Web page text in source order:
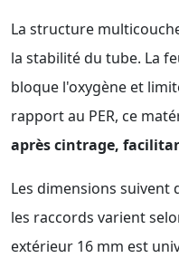
La structure
la stabilité du tube. La
bloque l'oxygène et
rapport au PER, ce
après cintrage,
Les dimensions suivent
les raccords varient
extérieur 16 mm est